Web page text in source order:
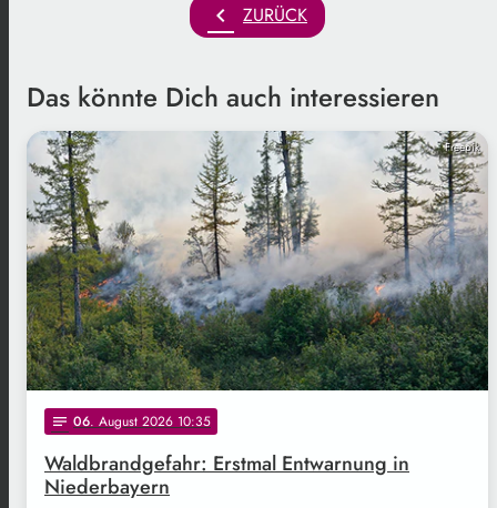
chevron_left ZURÜCK
Das könnte Dich auch interessieren
Freepik
notes 06. August 2026 10:35
Waldbrandgefahr: Erstmal Entwarnung in
Niederbayern